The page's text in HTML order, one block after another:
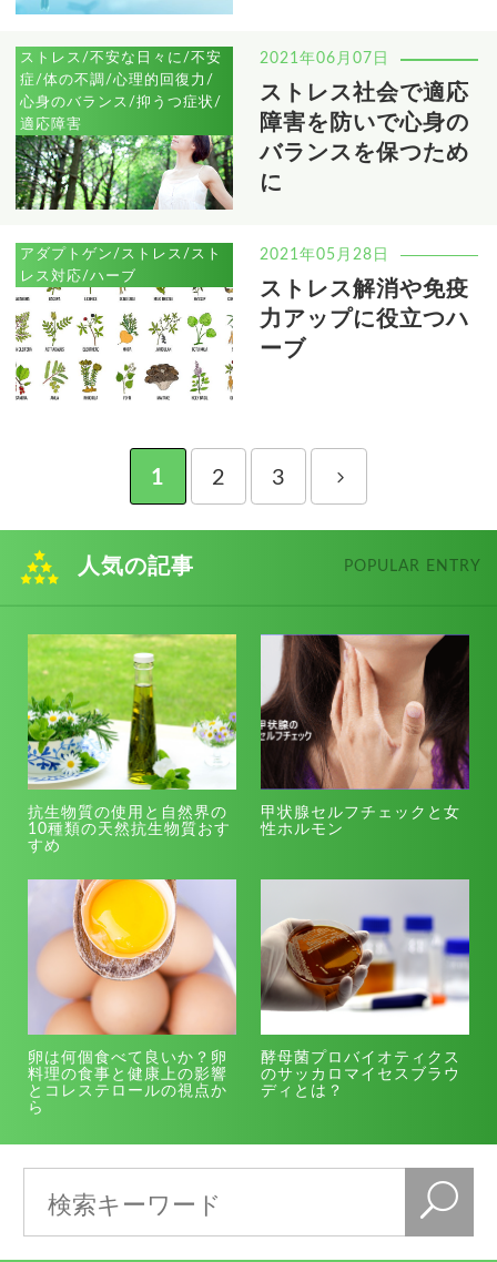
ストレス/不安な日々に/不安
症/体の不調/心理的回復力/
心身のバランス/抑うつ症状/
適応障害
2021年06月07日
ストレス社会で適応
障害を防いで心身の
バランスを保つため
に
アダプトゲン/ストレス/スト
レス対応/ハーブ
2021年05月28日
ストレス解消や免疫
力アップに役立つハ
ーブ
1 2 3
人気の記事 POPULAR ENTRY
抗生物質の使用と自然界の
10種類の天然抗生物質おす
すめ
甲状腺セルフチェックと女
性ホルモン
卵は何個食べて良いか？卵
料理の食事と健康上の影響
とコレステロールの視点か
ら
酵母菌プロバイオティクス
のサッカロマイセスブラウ
ディとは？